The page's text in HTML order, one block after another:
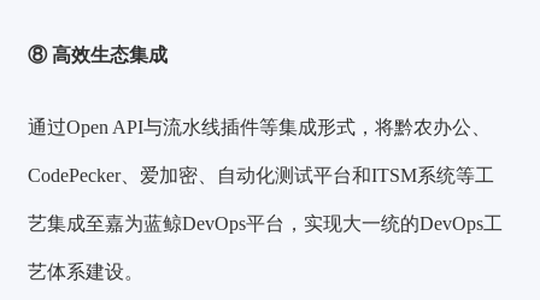
⑧ 高效生态集成
通过Open API与流水线插件等集成形式，将黔农办公、
CodePecker、爱加密、自动化测试平台和ITSM系统等工
艺集成至嘉为蓝鲸DevOps平台，实现大一统的DevOps工
艺体系建设。